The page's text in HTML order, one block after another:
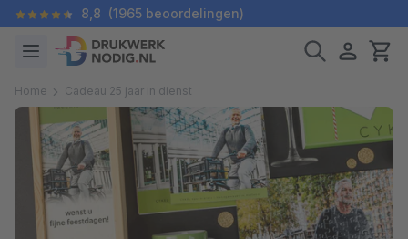
8,8 (1965 beoordelingen)
Home Cadeau 25 jaar in dienst